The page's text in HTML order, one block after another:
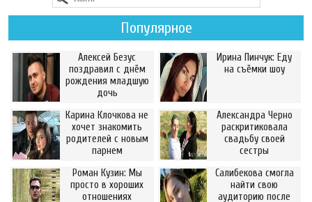
Популярное
Алексей Безус
поздравил с днём
рождения младшую
дочь
Ирина Пинчук: Еду
на съёмки шоу
Карина Клочкова не
хочет знакомить
родителей с новым
парнем
Александра Черно
раскритиковала
свадьбу своей
сестры
Роман Кузин: Мы
просто в хороших
отношениях
Салибекова смогла
найти свою
аудиторию после